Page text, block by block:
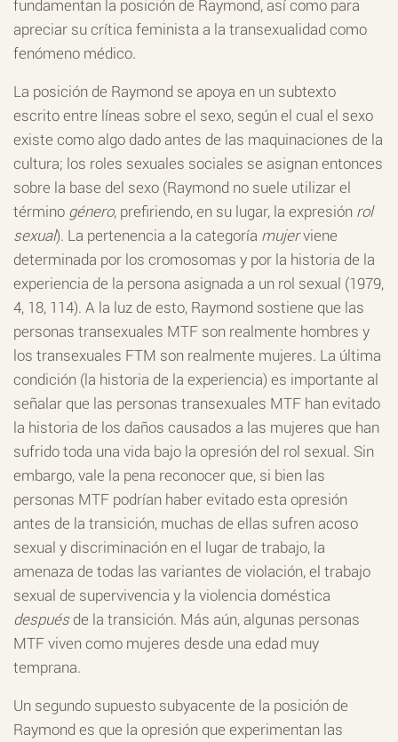
fundamentan la posición de Raymond, así como para
apreciar su crítica feminista a la transexualidad como
fenómeno médico.
La posición de Raymond se apoya en un subtexto
escrito entre líneas sobre el sexo, según el cual el sexo
existe como algo dado antes de las maquinaciones de la
cultura; los roles sexuales sociales se asignan entonces
sobre la base del sexo (Raymond no suele utilizar el
término género, prefiriendo, en su lugar, la expresión rol
sexual). La pertenencia a la categoría mujerviene
determinada por los cromosomas y por la historia de la
experiencia de la persona asignada a un rol sexual (1979,
4, 18, 114). A la luz de esto, Raymond sostiene que las
personas transexuales MTF son realmente hombres y
los transexuales FTM son realmente mujeres. La última
condición (la historia de la experiencia) es importante al
señalar que las personas transexuales MTF han evitado
la historia de los daños causados a las mujeres que han
sufrido toda una vida bajo la opresión del rol sexual. Sin
embargo, vale la pena reconocer que, si bien las
personas MTF podrían haber evitado esta opresión
antes de la transición, muchas de ellas sufren acoso
sexual y discriminación en el lugar de trabajo, la
amenaza de todas las variantes de violación, el trabajo
sexual de supervivencia y la violencia doméstica
despuésde la transición. Más aún, algunas personas
MTF viven como mujeres desde una edad muy
temprana.
Un segundo supuesto subyacente de la posición de
Raymond es que la opresión que experimentan las